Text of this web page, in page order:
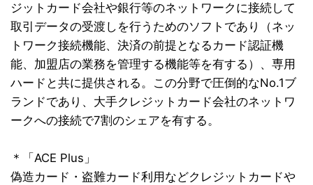
ジットカード会社や銀行等のネットワークに接続して
取引データの受渡しを行うためのソフトであり（ネッ
トワーク接続機能、決済の前提となるカード認証機
能、加盟店の業務を管理する機能等を有する）、専用
ハードと共に提供される。この分野で圧倒的なNo.1ブ
ランドであり、大手クレジットカード会社のネットワ
ークへの接続で7割のシェアを有する。
＊「ACE Plus」
偽造カード・盗難カード利用などクレジットカードや